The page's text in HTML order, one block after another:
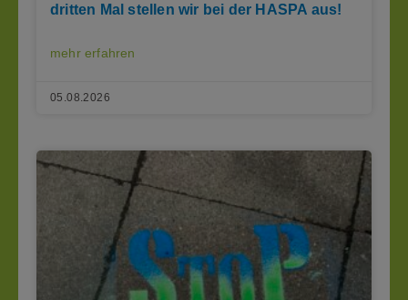
dritten Mal stellen wir bei der HASPA aus!
mehr erfahren
05.08.2026